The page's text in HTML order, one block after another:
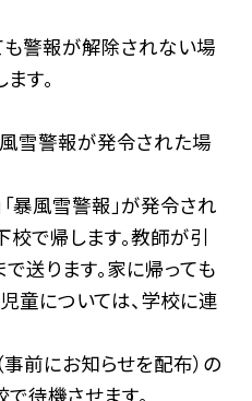
も警報が解除されない場
す。
雪警報が発令された場
暴風雪警報」が発令され
で帰します。教師が引
送ります。家に帰っても
童については、学校に連
前にお知らせを配布）の
待機させます。